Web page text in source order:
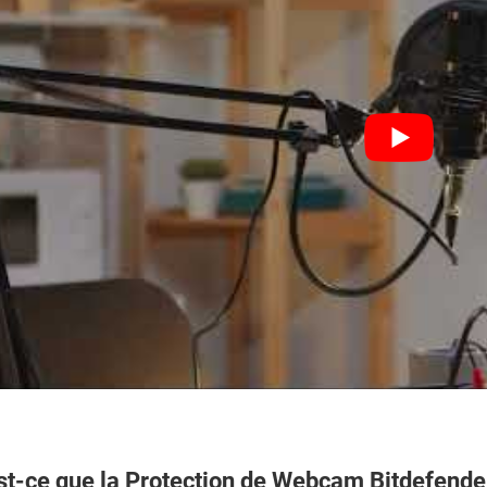
ce que la Protection de Webcam